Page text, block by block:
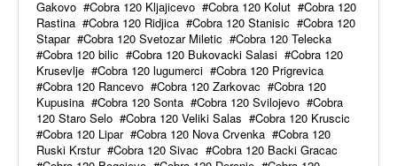
Gakovo
Cobra 120 Kljajicevo Cobra 120 Kolut
Cobra 120
Rastina
Cobra 120 Ridjica Cobra 120 Stanisic
Cobra 120
Stapar
Cobra 120 Svetozar Miletic
Cobra 120 Telecka
Cobra 120 bilic
Cobra 120 Bukovacki Salasi
Cobra 120
Krusevlje
Cobra 120 lugumerci
Cobra 120 Prigrevica
Cobra 120 Rancevo
Cobra 120 Zarkovac
Cobra 120
Kupusina
Cobra 120 Sonta Cobra 120 Svilojevo
Cobra
120 Staro Selo
Cobra 120 Veliki Salas
Cobra 120 Kruscic
Cobra 120 Lipar
Cobra 120 Nova Crvenka
Cobra 120
Ruski Krstur
Cobra 120 Sivac
Cobra 120 Backi Gracac